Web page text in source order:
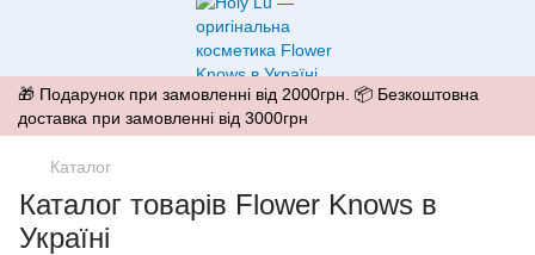
🎁 Подарунок при замовленні від 2000грн. 📦 Безкоштовна
доставка при замовленні від 3000грн
Каталог
Каталог товарів Flower Knows в
Україні